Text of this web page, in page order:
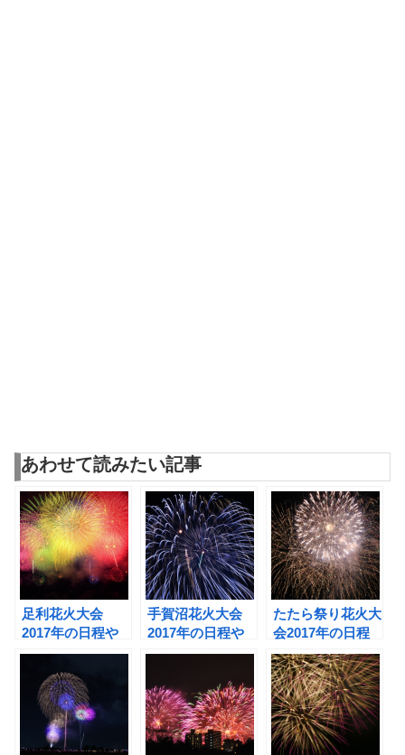
あわせて読みたい記事
足利花火大会
2017年の日程や
見所は？気になる
駐車場や穴場など
もチェック！
手賀沼花火大会
2017年の日程や
見所は？駐車場や
ク！
たたら祭り花火大
会2017年の日程
や見所は？駐車場
や穴場はあるの？